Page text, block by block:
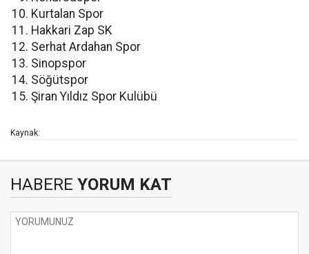
Kurtalan Spor
Hakkari Zap SK
Serhat Ardahan Spor
Sinopspor
Söğütspor
Şiran Yıldız Spor Kulübü
Kaynak:
HABERE YORUM KAT